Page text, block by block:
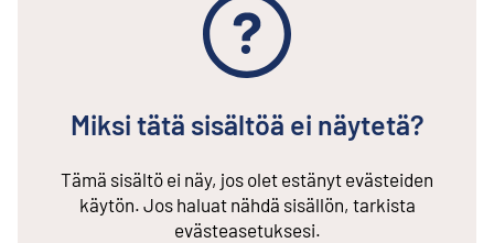
Miksi tätä sisältöä ei näytetä?
Tämä sisältö ei näy, jos olet estänyt evästeiden
käytön. Jos haluat nähdä sisällön, tarkista
evästeasetuksesi.